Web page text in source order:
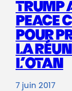
TRUMP
PEACE
POUR
LA
L’OTAN
7 juin 2017